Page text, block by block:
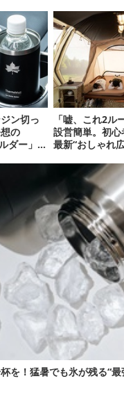
ン切っ
の
ダー」が
「嘘、これ2ル
設営簡単。初
最新“おしゃれ
を！猛暑でも氷が残る“